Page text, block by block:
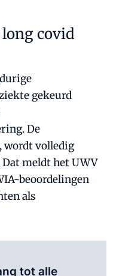
covid
gekeurd
De
wordt volledig
meldt het UWV
beoordelingen
als
tot alle